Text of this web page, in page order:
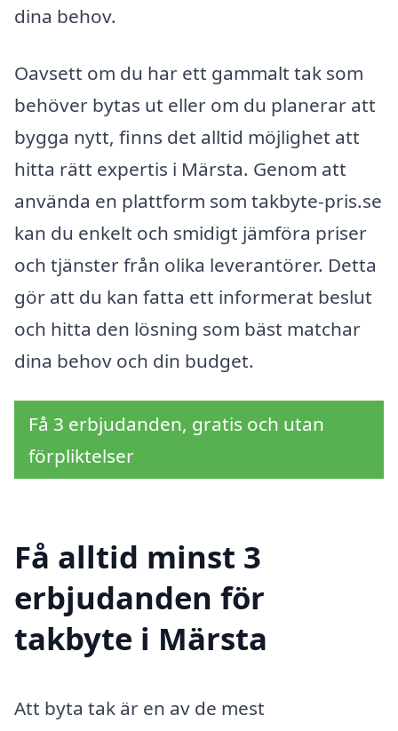
dina behov.
Oavsett om du har ett gammalt tak som
behöver bytas ut eller om du planerar att
bygga nytt, finns det alltid möjlighet att
hitta rätt expertis i Märsta. Genom att
använda en plattform som takbyte-pris.se
kan du enkelt och smidigt jämföra priser
och tjänster från olika leverantörer. Detta
gör att du kan fatta ett informerat beslut
och hitta den lösning som bäst matchar
dina behov och din budget.
Få 3 erbjudanden, gratis och utan
förpliktelser
Få alltid minst 3
erbjudanden för
takbyte i Märsta
Att byta tak är en av de mest